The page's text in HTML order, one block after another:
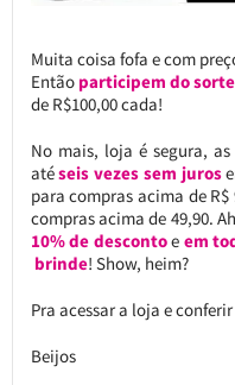
Muita coisa fofa e com
Então participem do
de R$100,00 cada!
No mais, loja é segura,
atéseis vezes sem juros
para compras acima de R$
compras acima de 49,90.
10% de descontoe em
brinde! Show, heim?
Pra acessar a loja e
Beijos